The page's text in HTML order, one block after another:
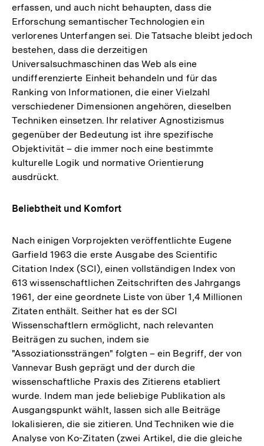
erfassen, und auch nicht behaupten, dass die
Erforschung semantischer Technologien ein
verlorenes Unterfangen sei. Die Tatsache bleibt jedoch
bestehen, dass die derzeitigen
Universalsuchmaschinen das Web als eine
undifferenzierte Einheit behandeln und für das
Ranking von Informationen, die einer Vielzahl
verschiedener Dimensionen angehören, dieselben
Techniken einsetzen. Ihr relativer Agnostizismus
gegenüber der Bedeutung ist ihre spezifische
Objektivität – die immer noch eine bestimmte
kulturelle Logik und normative Orientierung
ausdrückt.
Beliebtheit und Komfort
Nach einigen Vorprojekten veröffentlichte Eugene
Garfield 1963 die erste Ausgabe des Scientific
Citation Index (SCI), einen vollständigen Index von
613 wissenschaftlichen Zeitschriften des Jahrgangs
1961, der eine geordnete Liste von über 1,4 Millionen
Zitaten enthält. Seither hat es der SCI
Wissenschaftlern ermöglicht, nach relevanten
Beiträgen zu suchen, indem sie
"Assoziationssträngen" folgten – ein Begriff, der von
Vannevar Bush geprägt und der durch die
wissenschaftliche Praxis des Zitierens etabliert
wurde. Indem man jede beliebige Publikation als
Ausgangspunkt wählt, lassen sich alle Beiträge
lokalisieren, die sie zitieren. Und Techniken wie die
Analyse von Ko-Zitaten (zwei Artikel, die die gleiche